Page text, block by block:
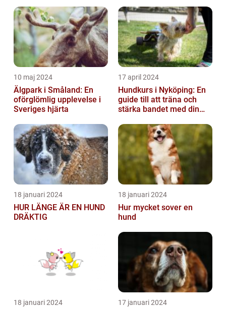
10 maj 2024
Älgpark i Småland: En
oförglömlig upplevelse i
Sveriges hjärta
17 april 2024
Hundkurs i Nyköping: En
guide till att träna och
stärka bandet med din
18 januari 2024
HUR LÄNGE ÄR EN HUND
DRÄKTIG
18 januari 2024
Hur mycket sover en
hund
18 januari 2024 17 januari 2024